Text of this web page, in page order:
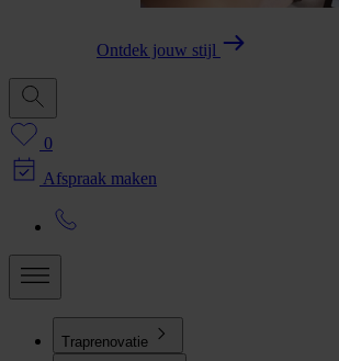
Ontdek jouw stijl
0
Afspraak maken
Traprenovatie